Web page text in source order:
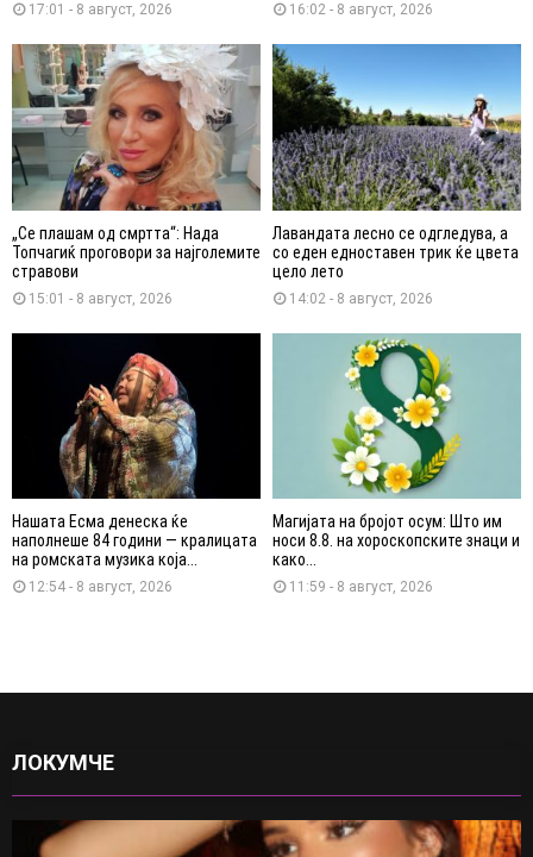
17:01 - 8 август, 2026 16:02 - 8 август, 2026
„Се плашам од смртта“: Нада
Топчагиќ проговори за најголемите
стравови
15:01 - 8 август, 2026
Лавандата лесно се одгледува, а
со еден едноставен трик ќе цвета
цело лето
14:02 - 8 август, 2026
Нашата Есма денеска ќе
наполнеше 84 години — кралицата
на ромската музика која...
12:54 - 8 август, 2026
Магијата на бројот осум: Што им
носи 8.8. на хороскопските знаци и
како...
11:59 - 8 август, 2026
ЛОКУМЧЕ